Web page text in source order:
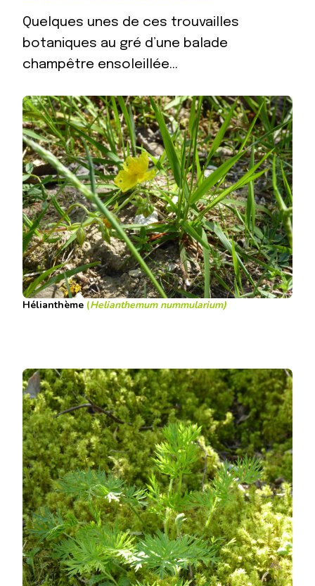
Quelques unes de ces trouvailles
botaniques au gré d’une balade
champêtre ensoleillée…
Hélianthème (Helianthemum nummularium)